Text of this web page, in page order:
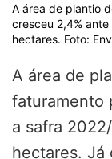
A área de plantio
cresceu 2,4%
hectares. Foto:
A área de
faturamento
a safra
hectares. Já